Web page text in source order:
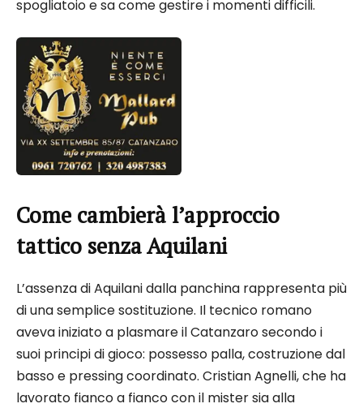
spogliatoio e sa come gestire i momenti difficili.
Come cambierà l’approccio
tattico senza Aquilani
L’assenza di Aquilani dalla panchina rappresenta più
di una semplice sostituzione. Il tecnico romano
aveva iniziato a plasmare il Catanzaro secondo i
suoi principi di gioco: possesso palla, costruzione dal
basso e pressing coordinato. Cristian Agnelli, che ha
lavorato fianco a fianco con il mister sia alla